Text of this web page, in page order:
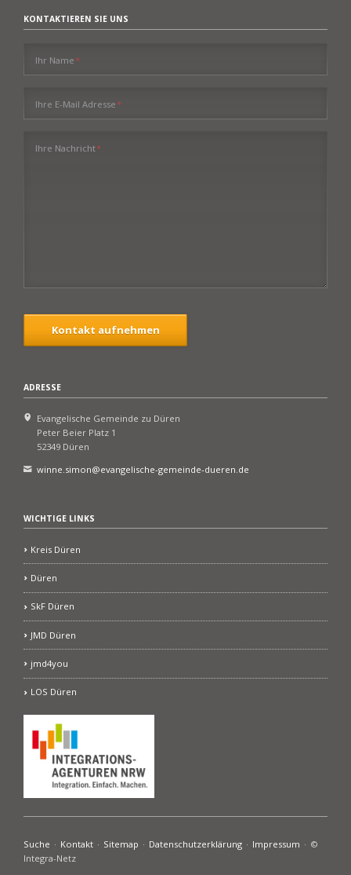
KONTAKTIEREN SIE UNS
Pflichtfeld
Ihr Name*
Pflichtfeld
Ihre E-Mail Adresse*
Pflichtfeld
Ihre Nachricht*
Kontakt aufnehmen
ADRESSE
Evangelische Gemeinde zu Düren
Peter Beier Platz 1
52349 Düren
winne.simon@evangelische-gemeinde-dueren.de
WICHTIGE LINKS
Kreis Düren
Düren
SkF Düren
JMD Düren
jmd4you
LOS Düren
Navigation
überspringen
Suche Kontakt Sitemap Datenschutzerklärung Impressum
©
Integra-Netz